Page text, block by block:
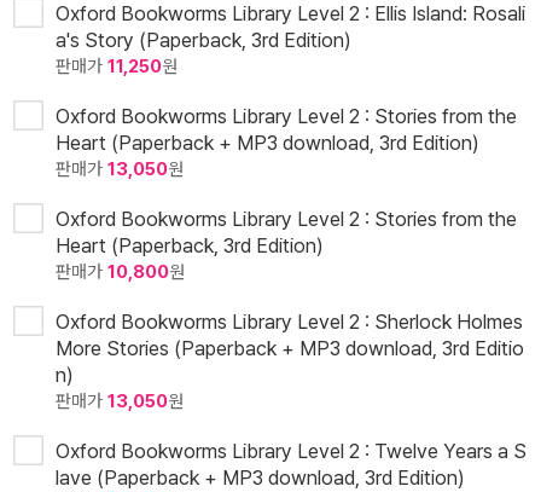
Oxford Bookworms Library Level 2 : Ellis Island: Rosali
a's Story (Paperback, 3rd Edition)
판매가 11,250원
Oxford Bookworms Library Level 2 : Stories from the
Heart (Paperback + MP3 download, 3rd Edition)
판매가 13,050원
Oxford Bookworms Library Level 2 : Stories from the
Heart (Paperback, 3rd Edition)
판매가 10,800원
Oxford Bookworms Library Level 2 : Sherlock Holmes
More Stories (Paperback + MP3 download, 3rd Editio
n)
판매가 13,050원
Oxford Bookworms Library Level 2 : Twelve Years a S
lave (Paperback + MP3 download, 3rd Edition)